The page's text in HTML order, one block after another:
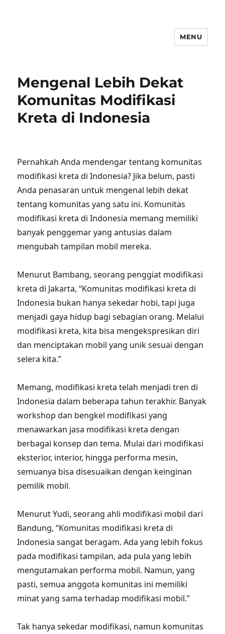
MENU
Mengenal Lebih Dekat
Komunitas Modifikasi
Kreta di Indonesia
Pernahkah Anda mendengar tentang komunitas
modifikasi kreta di Indonesia? Jika belum, pasti
Anda penasaran untuk mengenal lebih dekat
tentang komunitas yang satu ini. Komunitas
modifikasi kreta di Indonesia memang memiliki
banyak penggemar yang antusias dalam
mengubah tampilan mobil mereka.
Menurut Bambang, seorang penggiat modifikasi
kreta di Jakarta, “Komunitas modifikasi kreta di
Indonesia bukan hanya sekedar hobi, tapi juga
menjadi gaya hidup bagi sebagian orang. Melalui
modifikasi kreta, kita bisa mengekspresikan diri
dan menciptakan mobil yang unik sesuai dengan
selera kita.”
Memang, modifikasi kreta telah menjadi tren di
Indonesia dalam beberapa tahun terakhir. Banyak
workshop dan bengkel modifikasi yang
menawarkan jasa modifikasi kreta dengan
berbagai konsep dan tema. Mulai dari modifikasi
eksterior, interior, hingga performa mesin,
semuanya bisa disesuaikan dengan keinginan
pemilik mobil.
Menurut Yudi, seorang ahli modifikasi mobil dari
Bandung, “Komunitas modifikasi kreta di
Indonesia sangat beragam. Ada yang lebih fokus
pada modifikasi tampilan, ada pula yang lebih
mengutamakan performa mobil. Namun, yang
pasti, semua anggota komunitas ini memiliki
minat yang sama terhadap modifikasi mobil.”
Tak hanya sekedar modifikasi, namun komunitas